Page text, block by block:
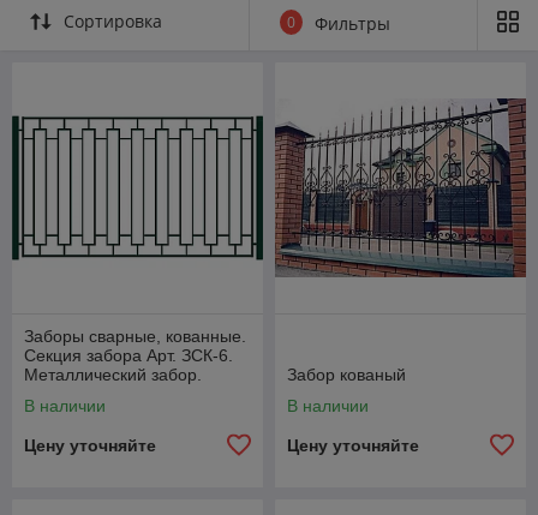
Сортировка 0 Фильтры
Заборы сварные, кованные.
Секция забора Арт. ЗСК-6.
Металлический забор.
В наличии
Цену уточняйте
Забор кованый
В наличии
Цену уточняйте